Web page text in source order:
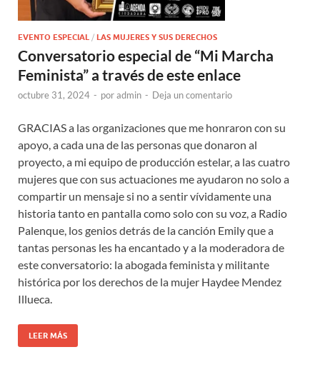
EVENTO ESPECIAL / LAS MUJERES Y SUS DERECHOS
Conversatorio especial de “Mi Marcha
Feminista” a través de este enlace
octubre 31, 2024 - poradmin - Deja un comentario
GRACIAS a las organizaciones que me honraron con su
apoyo, a cada una de las personas que donaron al
proyecto, a mi equipo de producción estelar, a las cuatro
mujeres que con sus actuaciones me ayudaron no solo a
compartir un mensaje si no a sentir vívidamente una
historia tanto en pantalla como solo con su voz, a Radio
Palenque, los genios detrás de la canción Emily que a
tantas personas les ha encantado y a la moderadora de
este conversatorio: la abogada feminista y militante
histórica por los derechos de la mujer Haydee Mendez
Illueca.
LEER MÁS